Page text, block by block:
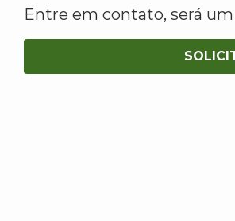
Entre em contato, será